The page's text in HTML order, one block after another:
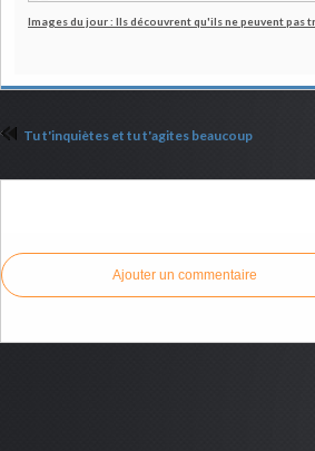
Images du jour : Ils découvrent qu'ils ne peuvent pas
Tu t'inquiètes et tu t'agites beaucoup
Ajouter un commentaire